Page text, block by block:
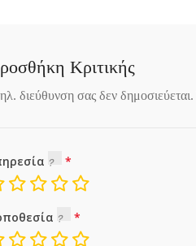
Κριτικής
διεύθυνση σας δεν δημοσιεύεται.